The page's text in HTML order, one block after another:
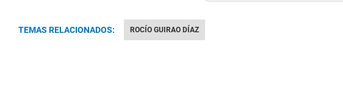
TEMAS RELACIONADOS: ROCÍO GUIRAO DÍAZ